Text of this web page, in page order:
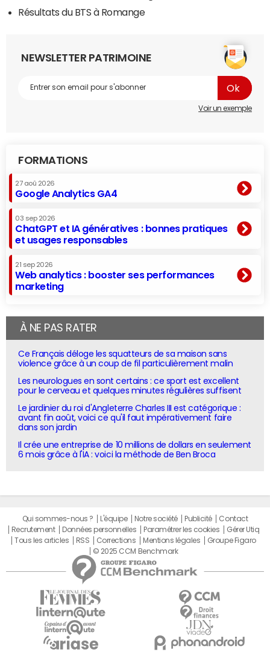
Résultats du BTS à Romange
NEWSLETTER PATRIMOINE
Voir un exemple
FORMATIONS
27 aoû 2026
Google Analytics GA4
03 sep 2026
ChatGPT et IA génératives : bonnes pratiques
et usages responsables
21 sep 2026
Web analytics : booster ses performances
marketing
À NE PAS RATER
Ce Français déloge les squatteurs de sa maison sans
violence grâce à un coup de fil particulièrement malin
Les neurologues en sont certains : ce sport est excellent
pour le cerveau et quelques minutes régulières suffisent
Le jardinier du roi d'Angleterre Charles III est catégorique :
avant fin août, voici ce qu'il faut impérativement faire
dans son jardin
Il crée une entreprise de 10 millions de dollars en seulement
6 mois grâce à l'IA : voici la méthode de Ben Broca
Qui sommes-nous ? L'équipe Notre société Publicité
Contact
Recrutement
Données personnelles Paramétrer les cookies
Gérer Utiq
Tous les articles
RSS Corrections Mentions légales
Groupe Figaro
© 2025 CCM Benchmark